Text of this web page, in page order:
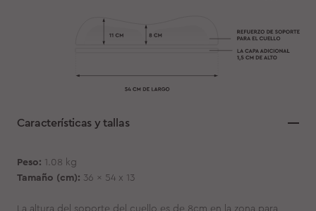
Características y tallas
Peso: 1.08 kg
Tamaño (cm): 36 x 54 x 13